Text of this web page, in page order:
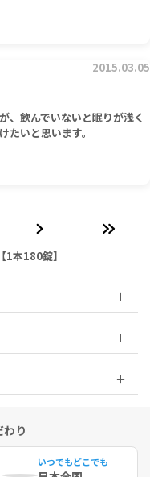
2015.03.05
、飲んでいないと眠りが浅く
たいと思います。
本180錠】
り
いつでもどこでも